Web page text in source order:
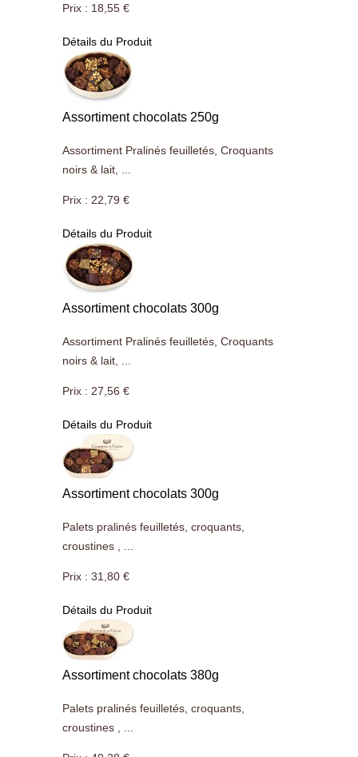
Prix : 18,55 €
Détails du Produit
Assortiment chocolats 250g
Assortiment Pralinés feuilletés, Croquants
noirs & lait, ...
Prix : 22,79 €
Détails du Produit
Assortiment chocolats 300g
Assortiment Pralinés feuilletés, Croquants
noirs & lait, ...
Prix : 27,56 €
Détails du Produit
Assortiment chocolats 300g
Palets pralinés feuilletés, croquants,
croustines , ...
Prix : 31,80 €
Détails du Produit
Assortiment chocolats 380g
Palets pralinés feuilletés, croquants,
croustines , ...